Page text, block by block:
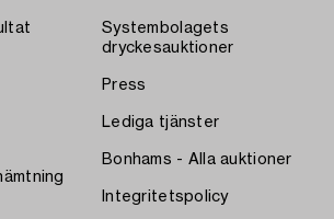
Systembolagets
dryckesauktioner
Press
Lediga tjänster
Bonhams - Alla auktioner
Integritetspolicy